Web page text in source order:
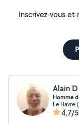
Inscrivez-vous et
Alain D
Homme
Le Havre
4,7/5